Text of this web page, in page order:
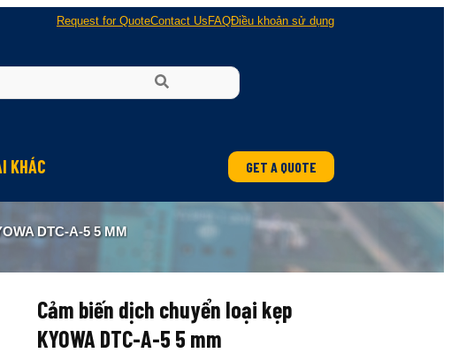
Request for QuoteContact Us FAQĐiều khoản sử dụng
KHÁC
phòng nổ
GET A QUOTE
DTC-A-5 5 MM
Cảm biến dịch chuyển loại kẹp
KYOWA DTC-A-5 5 mm